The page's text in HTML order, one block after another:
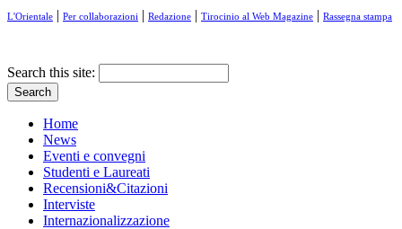
L'Orientale | Per collaborazioni | Redazione | Tirocinio al Web Magazine | Rassegna stampa
Search this site:
Home
News
Eventi e convegni
Studenti e Laureati
Recensioni&Citazioni
Interviste
Internazionalizzazione